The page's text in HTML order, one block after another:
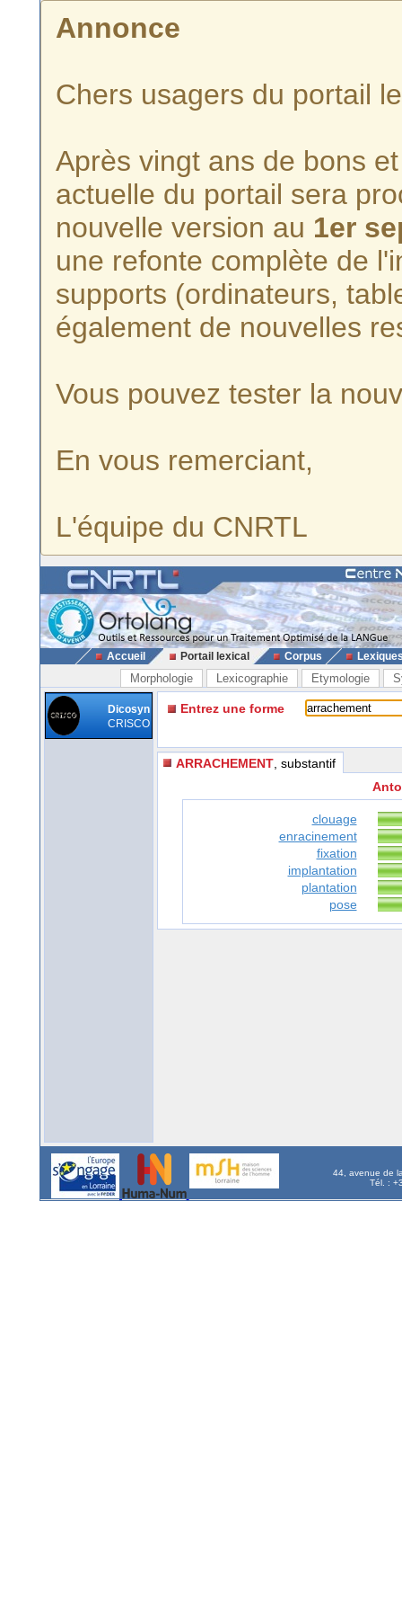
Annonce
Chers usagers du portail
Après vingt ans de bons
actuelle du portail sera
nouvelle version au 1er
une refonte complète de
supports (ordinateurs,
également de nouvelles
Vous pouvez tester la
En vous remerciant,
L'équipe du CNRTL
Accueil Portail lexical Corpus
Morphologie Lexicographie Etymologie
Dicosyn
CRISCO
Entrez une forme
ARRACHEMENT , substantif
clouage
enracinement
fixation
implantation
plantation
pose
44, avenue de
Tél. :